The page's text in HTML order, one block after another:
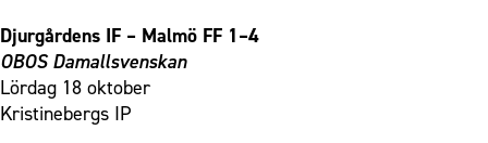
Djurgårdens IF – Malmö FF 1–4
OBOS Damallsvenskan
Lördag 18 oktober
Kristinebergs IP